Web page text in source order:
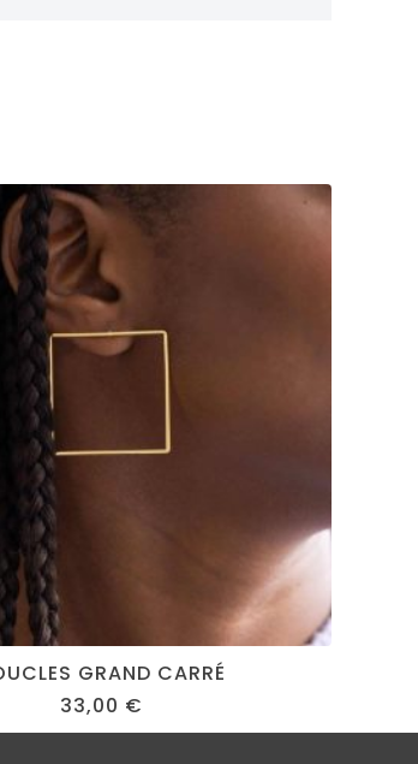
GRAND CARRÉ
33,00 €